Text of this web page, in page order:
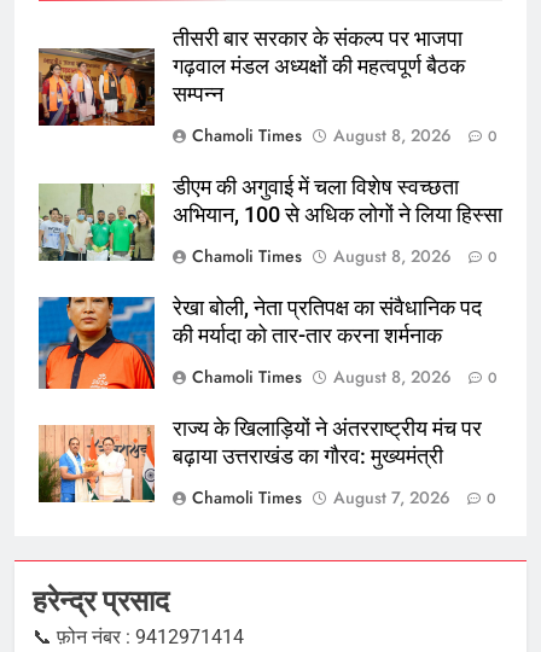
तीसरी बार सरकार के संकल्प पर भाजपा
गढ़वाल मंडल अध्यक्षों की महत्वपूर्ण बैठक
सम्पन्न
Chamoli Times
August 8, 2026 0
डीएम की अगुवाई में चला विशेष स्वच्छता
अभियान, 100 से अधिक लोगों ने लिया हिस्सा
Chamoli Times
August 8, 2026 0
रेखा बोली, नेता प्रतिपक्ष का संवैधानिक पद
की मर्यादा को तार-तार करना शर्मनाक
Chamoli Times
August 8, 2026 0
राज्य के खिलाड़ियों ने अंतरराष्ट्रीय मंच पर
बढ़ाया उत्तराखंड का गौरव: मुख्यमंत्री
Chamoli Times
August 7, 2026 0
हरेन्द्र प्रसाद
📞 फ़ोन नंबर : 9412971414